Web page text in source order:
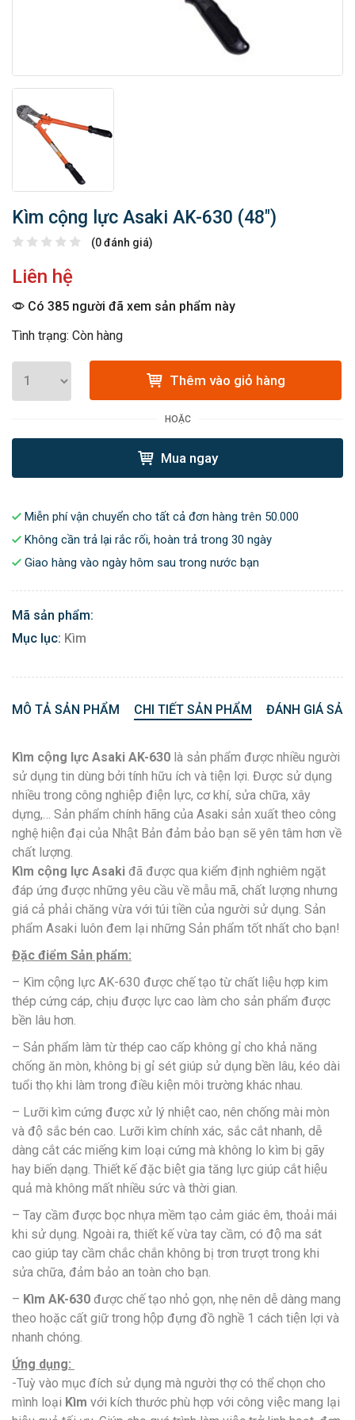
Kìm cộng lực Asaki AK-630 (48″)
(0 đánh giá)
Liên hệ
Có 385 người đã xem sản phẩm này
Tình trạng: Còn hàng
Thêm vào giỏ hàng
HOẶC
Mua ngay
Miễn phí vận chuyển cho tất cả đơn hàng trên 50.000
Không cần trả lại rắc rối, hoàn trả trong 30 ngày
Giao hàng vào ngày hôm sau trong nước bạn
Mã sản phẩm:
Mục lục: Kìm
MÔ TẢ SẢN PHẨM CHI TIẾT SẢN PHẨM ĐÁNH GIÁ
Kìm cộng lực Asaki AK-630 là sản phẩm được nhiều người
sử dụng tin dùng bởi tính hữu ích và tiện lợi. Được sử dụng
nhiều trong công nghiệp điện lực, cơ khí, sửa chữa, xây
dựng,… Sản phẩm chính hãng của Asaki sản xuất theo công
nghệ hiện đại của Nhật Bản đảm bảo bạn sẽ yên tâm hơn về
chất lượng.
Kìm cộng lực Asaki đã được qua kiểm định nghiêm ngặt
đáp ứng được những yêu cầu về mẫu mã, chất lượng nhưng
giá cả phải chăng vừa với túi tiền của người sử dụng. Sản
phẩm Asaki luôn đem lại những Sản phẩm tốt nhất cho bạn!
Đặc điểm Sản phẩm:
– Kìm cộng lực AK-630 được chế tạo từ chất liệu hợp kim
thép cứng cáp, chịu được lực cao làm cho sản phẩm được
bền lâu hơn.
– Sản phẩm làm từ thép cao cấp không gỉ cho khả năng
chống ăn mòn, không bị gỉ sét giúp sử dụng bền lâu, kéo dài
tuổi thọ khi làm trong điều kiện môi trường khác nhau.
– Lưỡi kìm cứng được xử lý nhiệt cao, nên chống mài mòn
và độ sắc bén cao. Lưỡi kìm chính xác, sắc cắt nhanh, dễ
dàng cắt các miếng kim loại cứng mà không lo kìm bị gãy
hay biến dạng. Thiết kế đặc biệt gia tăng lực giúp cắt hiệu
quả mà không mất nhiều sức và thời gian.
– Tay cầm được bọc nhựa mềm tạo cảm giác êm, thoải mái
khi sử dụng. Ngoài ra, thiết kế vừa tay cầm, có độ ma sát
cao giúp tay cầm chắc chắn không bị trơn trượt trong khi
sửa chữa, đảm bảo an toàn cho bạn.
– Kìm AK-630 được chế tạo nhỏ gọn, nhẹ nên dễ dàng mang
theo hoặc cất giữ trong hộp đựng đồ nghề 1 cách tiện lợi và
nhanh chóng.
Ứng dụng:
-Tuỳ vào mục đích sử dụng mà người thợ có thể chọn cho
mình loại Kìm với kích thước phù hợp với công việc mang lại